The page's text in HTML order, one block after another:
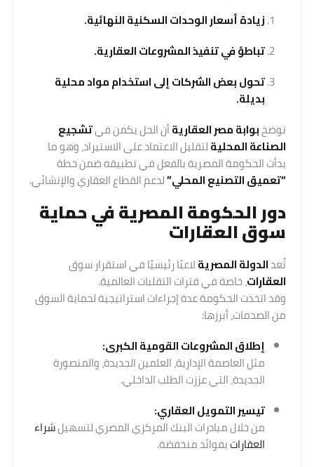
زيادة أسعار الوحدات السكنية النهائية.
تباطؤ في تنفيذ المشروعات العقارية.
تحول بعض الشركات إلى استخدام مواد محلية
بديلة.
توضحبوابة مصر العقاريةأن الحل يكمن فيتشجيع
الصناعة المحليةلتقليل الاعتماد على الاستيراد، وهو ما
بدأت الحكومة المصرية بالفعل في تطبيقه ضمن خطة
“تعميق التصنيع المحلي”لدعم القطاع العقاري والإنشائي.
دور الحكومة المصرية في حماية
سوق العقارات
تُعدالدولة المصريةلاعبًا رئيسيًا في استقرار سوق
العقارات، خاصة في فترات التقلبات العالمية.
وقد اتخذت الحكومة عدة إجراءات استراتيجية لحماية السوق
من الصدمات، أبرزها:
إطلاق المشروعات القومية الكبرى:
مثل العاصمة الإدارية، العلمين الجديدة، والمنصورة
الجديدة، التي عززت الطلب الداخلي.
تيسير التمويل العقاري:
من خلال مبادرات البنك المركزي المصري لتسهيلشراء
العقاراتبفوائد منخفضة.